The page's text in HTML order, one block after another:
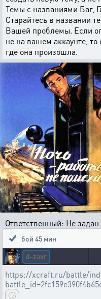
Темы с названиями Баг,
Старайтесь в названии
Вашей проблемы. Если
не на вашем аккаунте, то
где она произошла.
Ответственный: Не задан
бой 45 мин
d-zavr
https://xcraft.ru/battle/